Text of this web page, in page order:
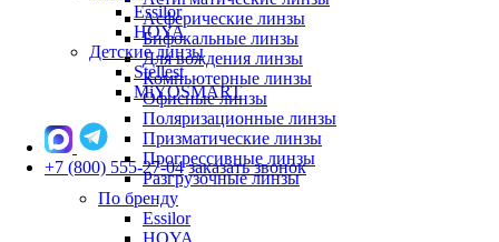
Асферические линзы
Бифокальные линзы
Для вождения линзы
Компьютерные линзы
Офисные линзы
Поляризационные линзы
Призматические линзы
Прогрессивные линзы
Разгрузочные линзы
По бренду
Essilor
HOYA
Essilor
HOYA
Детские линзы
Stellest
MiYOSMART
+7 (800) 555-27-04 заказать звонок